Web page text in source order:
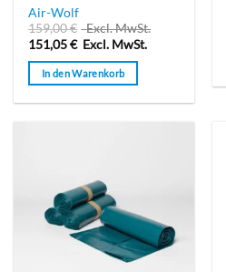
Bewertet
mit
0
von
5
Air-Wolf
159,00€
Excl. MwSt.
151,05€ Excl. MwSt.
In den Warenkorb